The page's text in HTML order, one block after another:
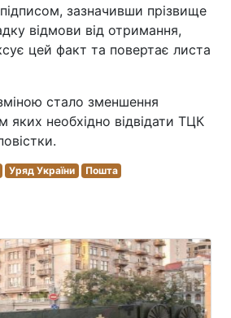
зазначивши прізвище
відмови від отримання,
цей факт та повертає листа
стало зменшення
яких необхідно відвідати ТЦК
Уряд України
Пошта